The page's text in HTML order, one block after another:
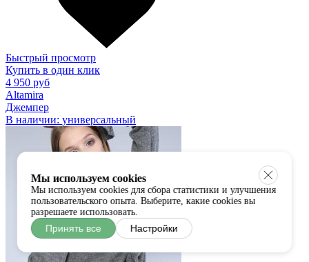
Быстрый просмотр
Купить в один клик
4 950 руб
Altamira
Джемпер
В наличии: универсальный
Мы используем cookies
Мы используем cookies для сбора статистики и улучшения
пользовательского опыта. Выберите, какие cookies вы
разрешаете использовать.
Принять все Настройки